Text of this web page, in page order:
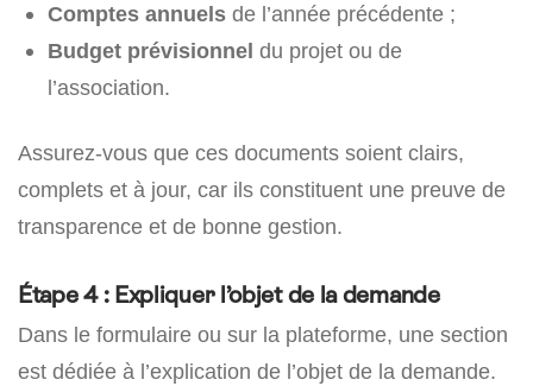
Comptes annuels de l’année précédente ;
Budget prévisionnel du projet ou de
l’association.
Assurez-vous que ces documents soient clairs,
complets et à jour, car ils constituent une preuve de
transparence et de bonne gestion.
Étape 4 : Expliquer l’objet de la demande
Dans le formulaire ou sur la plateforme, une section
est dédiée à l’explication de l’objet de la demande.